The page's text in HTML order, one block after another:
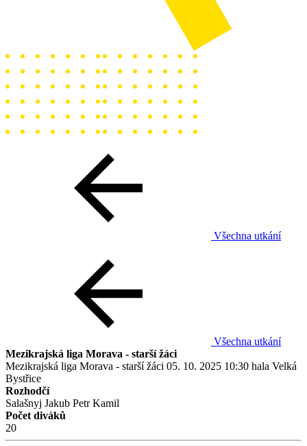
Všechna utkání
Všechna utkání
Mezikrajská liga Morava - starší žáci
Mezikrajská liga Morava - starší žáci 05. 10. 2025 10:30 hala Velká
Bystřice
Rozhodčí
Salašnyj Jakub Petr Kamil
Počet diváků
20